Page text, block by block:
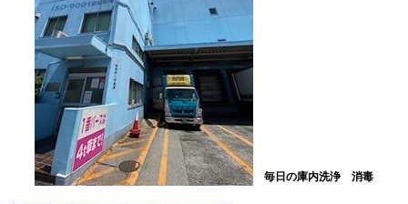
毎日の庫内洗浄 消毒